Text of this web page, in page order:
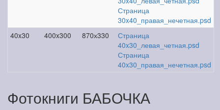
Страница
30x40_правая_нечетная.psd
40x30
400x300 870х330
Страница
40x30_левая_четная.psd
Страница
40x30_правая_нечетная.psd
Фотокниги БАБОЧКА